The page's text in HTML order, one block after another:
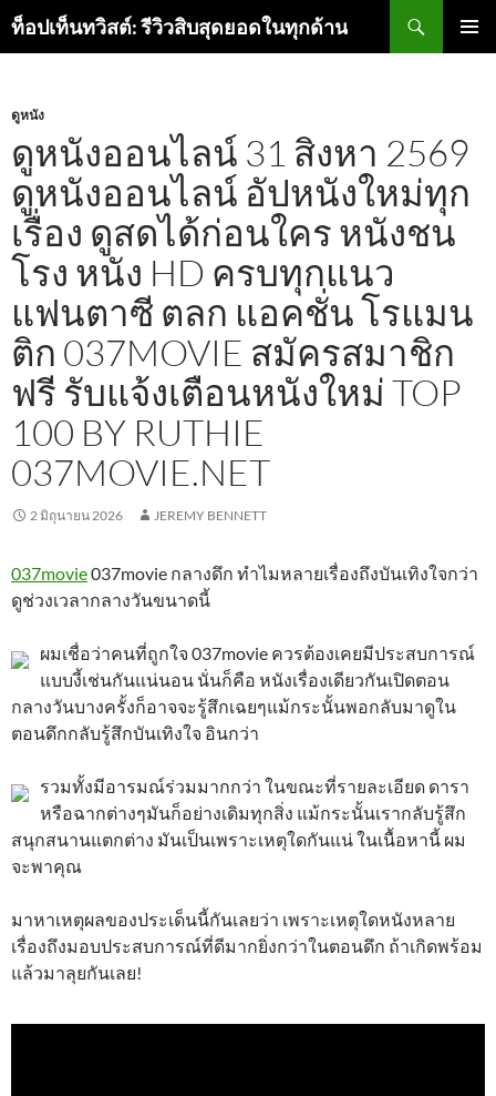
ท็อปเท็นทวิสต์: รีวิวสิบสุดยอดในทุกด้าน
ค้นหา
เนื้อหา
ดูหนัง
ดูหนังออนไลน์ 31 สิงหา 2569
ดูหนังออนไลน์ อัปหนังใหม่ทุก
เรื่อง ดูสดได้ก่อนใคร หนังชน
โรง หนัง HD ครบทุกแนว
แฟนตาซี ตลก แอคชั่น โรแมน
ติก 037MOVIE สมัครสมาชิก
ฟรี รับแจ้งเตือนหนังใหม่ TOP
100 BY RUTHIE
037MOVIE.NET
2 มิถุนายน 2026 JEREMY BENNETT
037movie037movie กลางดึก ทำไมหลายเรื่องถึงบันเทิงใจกว่า
ดูช่วงเวลากลางวันขนาดนี้
ผมเชื่อว่าคนที่ถูกใจ 037movie ควรต้องเคยมีประสบการณ์
แบบงี้เช่นกันแน่นอน นั่นก็คือ หนังเรื่องเดียวกันเปิดตอน
กลางวันบางครั้งก็อาจจะรู้สึกเฉยๆแม้กระนั้นพอกลับมาดูใน
ตอนดึกกลับรู้สึกบันเทิงใจ อินกว่า
รวมทั้งมีอารมณ์ร่วมมากกว่า ในขณะที่รายละเอียด ดารา
หรือฉากต่างๆมันก็อย่างเดิมทุกสิ่ง แม้กระนั้นเรากลับรู้สึก
สนุกสนานแตกต่าง มันเป็นเพราะเหตุใดกันแน่ ในเนื้อหานี้ ผม
จะพาคุณ
มาหาเหตุผลของประเด็นนี้กันเลยว่า เพราะเหตุใดหนังหลาย
เรื่องถึงมอบประสบการณ์ที่ดีมากยิ่งกว่าในตอนดึก ถ้าเกิดพร้อม
แล้วมาลุยกันเลย!